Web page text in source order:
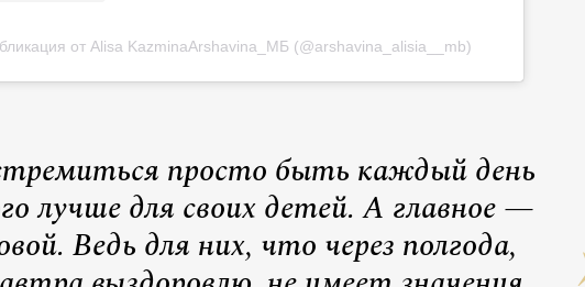
от Аlisa KazminaArshavina_МБ (@arshavina_alisia__mb)
просто быть каждый день
лучше для своих детей. А главное —
Ведь для них, что через полгода,